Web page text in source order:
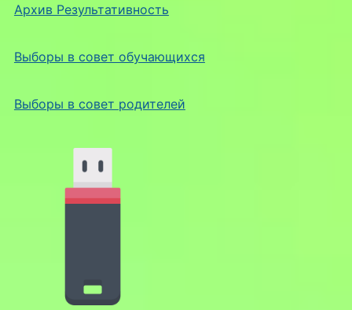
Архив Результативность
Выборы в совет обучающихся
Выборы в совет родителей